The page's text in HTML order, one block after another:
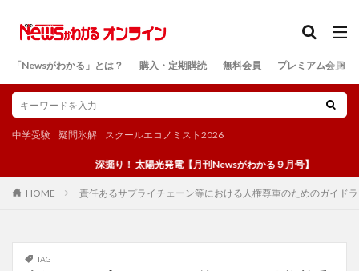
「Newsがわかる」とは？ 購入・定期購読 無料会員 プレミアム会員
中学受験 疑問氷解 スクールエコノミスト2026
深掘り！ 太陽光発電【月刊Newsがわかる９月号】
HOME 責任あるサプライチェーン等における人権尊重のためのガイド
TAG
検索